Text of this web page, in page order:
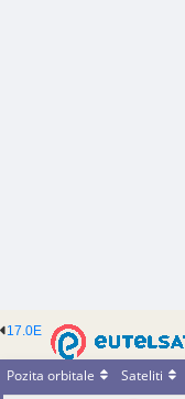
17.0E
Pozita orbitale Sateliti